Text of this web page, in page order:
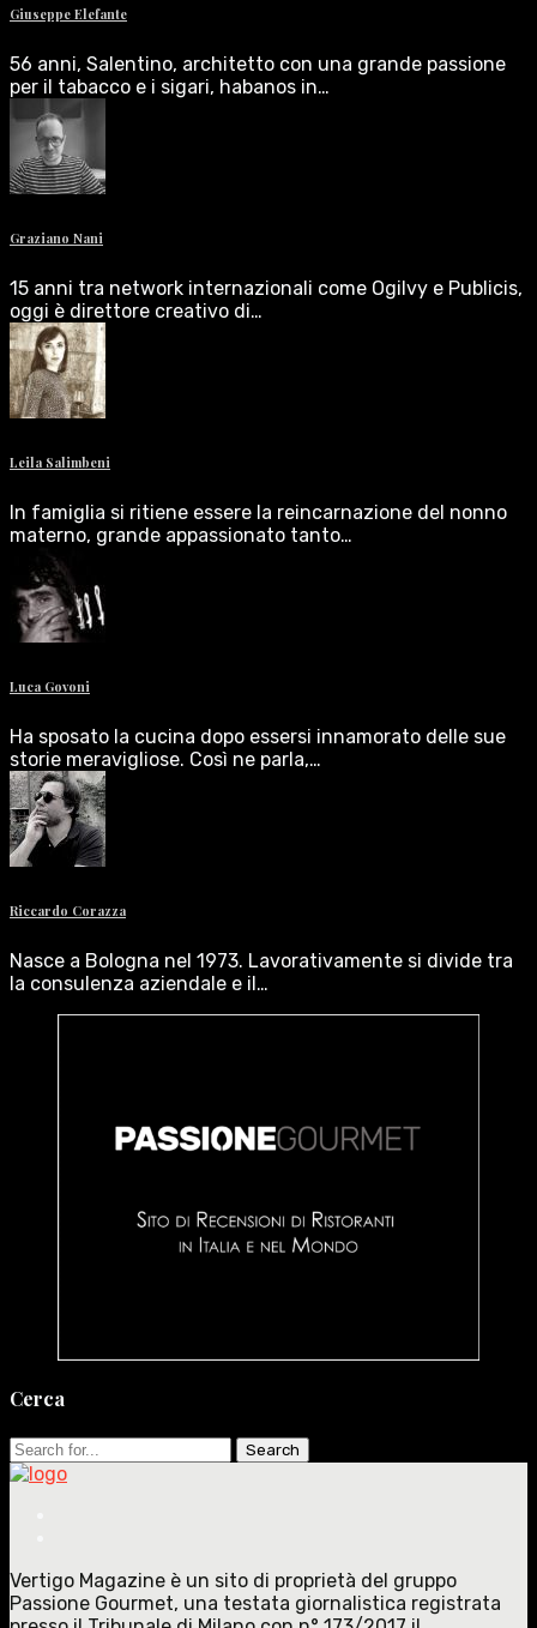
Giuseppe Elefante
56 anni, Salentino, architetto con una grande passione
per il tabacco e i sigari, habanos in…
Graziano Nani
15 anni tra network internazionali come Ogilvy e Publicis,
oggi è direttore creativo di…
Leila Salimbeni
In famiglia si ritiene essere la reincarnazione del nonno
materno, grande appassionato tanto…
Luca Govoni
Ha sposato la cucina dopo essersi innamorato delle sue
storie meravigliose. Così ne parla,…
Riccardo Corazza
Nasce a Bologna nel 1973. Lavorativamente si divide tra
la consulenza aziendale e il…
Cerca
Search
for:
Vertigo Magazine è un sito di proprietà del gruppo
Passione Gourmet, una testata giornalistica registrata